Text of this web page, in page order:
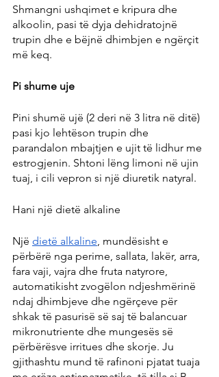
Shmangni ushqimet e kripura dhe
alkoolin, pasi të dyja dehidratojnë
trupin dhe e bëjnë dhimbjen e ngërçit
më keq.
Pi shume uje
Pini shumë ujë (2 deri në 3 litra në ditë)
pasi kjo lehtëson trupin dhe
parandalon mbajtjen e ujit të lidhur me
estrogjenin. Shtoni lëng limoni në ujin
tuaj, i cili vepron si një diuretik natyral.
Hani një dietë alkaline
Një dietë alkaline, mundësisht e
përbërë nga perime, sallata, lakër, arra,
fara vaji, vajra dhe fruta natyrore,
automatikisht zvogëlon ndjeshmërinë
ndaj dhimbjeve dhe ngërçeve për
shkak të pasurisë së saj të balancuar
mikronutriente dhe mungesës së
përbërësve irritues dhe skorje. Ju
gjithashtu mund të rafinoni pjatat tuaja